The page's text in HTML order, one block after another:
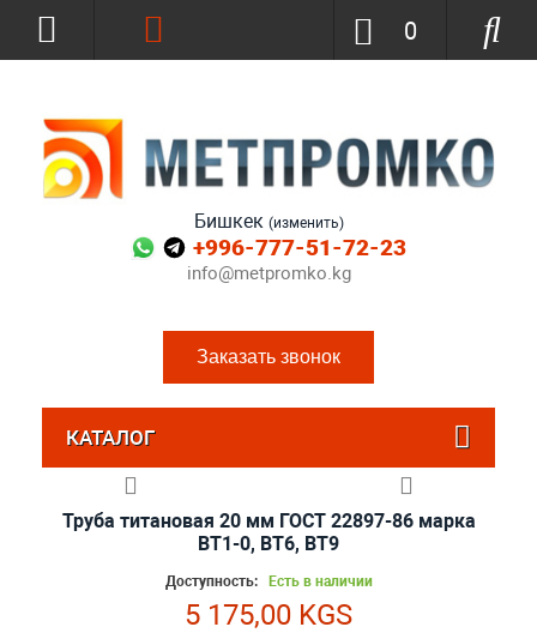
Бишкек (изменить)
+996-777-51-72-23
info@metpromko.kg
Заказать звонок
0
КАТАЛОГ
Труба титановая 20 мм ГОСТ 22897-86 марка
ВТ1-0, ВТ6, ВТ9
Доступность: Есть в наличии
5 175,00 KGS